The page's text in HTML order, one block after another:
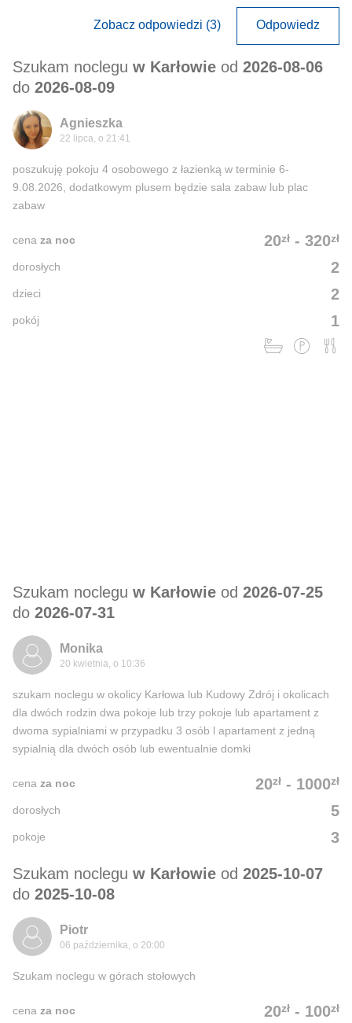
Zobacz odpowiedzi (3) Odpowiedz
Szukam noclegu w Karłowie od 2026-08-06
do 2026-08-09
Agnieszka
22 lipca, o 21:41
poszukuję pokoju 4 osobowego z łazienką w terminie 6-
9.08.2026, dodatkowym plusem będzie sala zabaw lub plac
zabaw
20zł - 320zł
cena za noc
2
dorosłych
2
dzieci
1
pokój
Szukam noclegu w Karłowie od 2026-07-25
do 2026-07-31
Monika
20 kwietnia, o 10:36
szukam noclegu w okolicy Karłowa lub Kudowy Zdrój i okolicach
dla dwóch rodzin dwa pokoje lub trzy pokoje lub apartament z
dwoma sypialniami w przypadku 3 osób l apartament z jedną
sypialnią dla dwóch osób lub ewentualnie domki
20zł - 1000zł
cena za noc
5
dorosłych
3
pokoje
Szukam noclegu w Karłowie od 2025-10-07
do 2025-10-08
Piotr
06 października, o 20:00
Szukam noclegu w górach stołowych
20zł - 100zł
cena za noc